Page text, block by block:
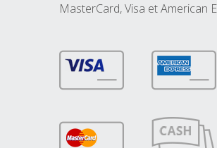
MasterCard, Visa et American